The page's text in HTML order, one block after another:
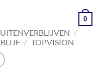
0
/
/ TOPVISION